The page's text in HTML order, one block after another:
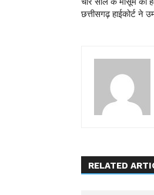
छत्तीसगढ़ हाईकोर्ट ने
RELATED